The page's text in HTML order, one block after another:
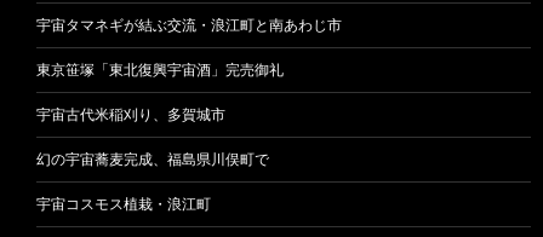
宇宙タマネギが結ぶ交流・浪江町と南あわじ市
東京笹塚「東北復興宇宙酒」完売御礼
宇宙古代米稲刈り、多賀城市
幻の宇宙蕎麦完成、福島県川俣町で
宇宙コスモス植栽・浪江町